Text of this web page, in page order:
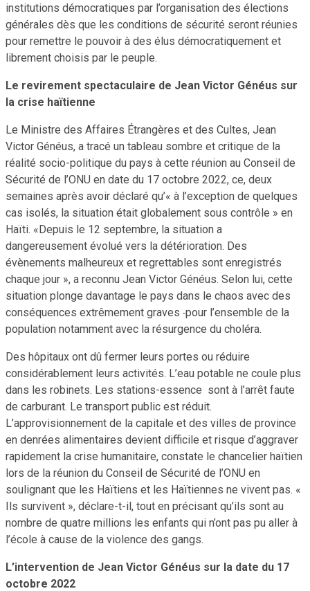
institutions démocratiques par l’organisation des élections
générales dès que les conditions de sécurité seront réunies
pour remettre le pouvoir à des élus démocratiquement et
librement choisis par le peuple.
Le revirement spectaculaire de Jean Victor Généus sur
la crise haïtienne
Le Ministre des Affaires Étrangères et des Cultes, Jean
Victor Généus, a tracé un tableau sombre et critique de la
réalité socio-politique du pays à cette réunion au Conseil de
Sécurité de l’ONU en date du 17 octobre 2022, ce, deux
semaines après avoir déclaré qu’« à l’exception de quelques
cas isolés, la situation était globalement sous contrôle » en
Haïti. «Depuis le 12 septembre, la situation a
dangereusement évolué vers la détérioration. Des
évènements malheureux et regrettables sont enregistrés
chaque jour », a reconnu Jean Victor Généus. Selon lui, cette
situation plonge davantage le pays dans le chaos avec des
conséquences extrêmement graves pour l’ensemble de la
population notamment avec la résurgence du choléra.
Des hôpitaux ont dû fermer leurs portes ou réduire
considérablement leurs activités. L’eau potable ne coule plus
dans les robinets. Les stations-essence sont à l’arrêt faute
de carburant. Le transport public est réduit.
L’approvisionnement de la capitale et des villes de province
en denrées alimentaires devient difficile et risque d’aggraver
rapidement la crise humanitaire, constate le chancelier haïtien
lors de la réunion du Conseil de Sécurité de l’ONU en
soulignant que les Haïtiens et les Haïtiennes ne vivent pas. «
Ils survivent », déclare-t-il, tout en précisant qu’ils sont au
nombre de quatre millions les enfants qui n’ont pas pu aller à
l’école à cause de la violence des gangs.
L’intervention de Jean Victor Généus sur la date du 17
octobre 2022